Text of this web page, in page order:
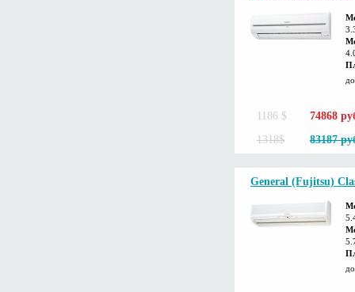
1186 $
74868
1318$
83187
General (Fujitsu)